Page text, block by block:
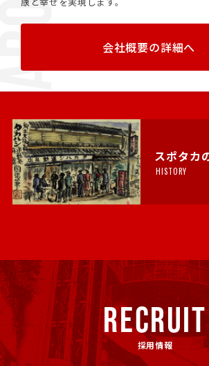
会社概要の詳細へ
スポタカ
HISTORY
RECRUIT
採用情報